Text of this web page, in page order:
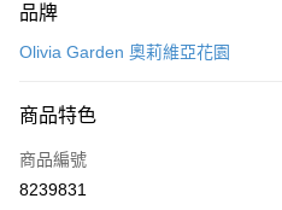
【大哥付你分期使用說明】
2.付款方式選擇「大哥付你分期」，訂
成交易。
3.實際核准額度、可分期數及費用金額
4.訂單成立30分鐘內，如未前往確認交
消。如遇「轉專審核」未通過狀況，表
法說明評估內容。
AFTEE先享後付是「在收到商品之後才
１．簡單：不需註冊會員、不需綁卡、
３．安心：先確認商品／服務後，再付
ATM付款
運送方式
品牌
Olivia Garden 奧莉維亞花園
商品特色
商品編號
8239831